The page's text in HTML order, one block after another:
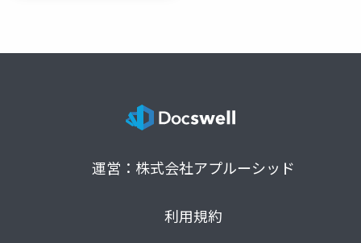
運営：株式会社アプルーシッド
利用規約